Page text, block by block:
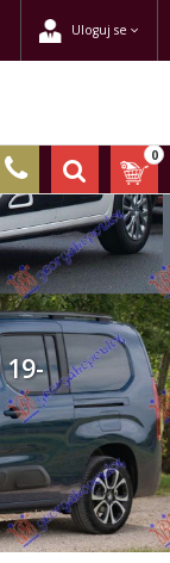
Uloguj se
0
19-